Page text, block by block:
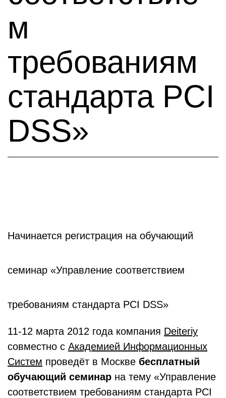
м
требованиям
стандарта PCI
DSS»
Начинается регистрация на обучающий
семинар «Управление соответствием
требованиям стандарта PCI DSS»
11-12 марта 2012 года компания Deiteriy
совместно с Академией Информационных
Систем проведёт в Москве бесплатный
обучающий семинар на тему «Управление
соответствием требованиям стандарта PCI